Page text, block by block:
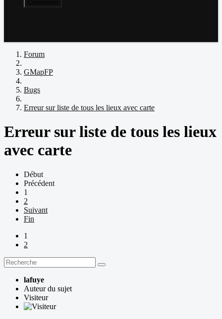
Forum
GMapFP
Bugs
Erreur sur liste de tous les lieux avec carte
Erreur sur liste de tous les lieux
avec carte
Début
Précédent
1
2
Suivant
Fin
1
2
lafuye
Auteur du sujet
Visiteur